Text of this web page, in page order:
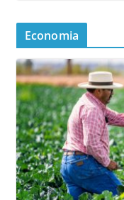
Economia